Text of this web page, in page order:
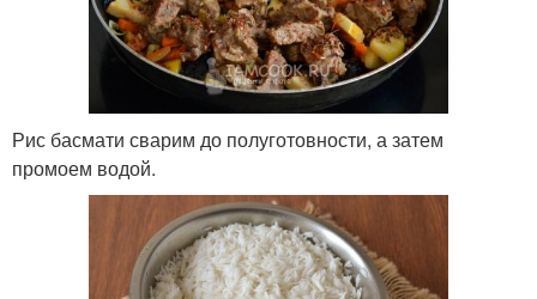
Рис басмати сварим до полуготовности, а затем
промоем водой.